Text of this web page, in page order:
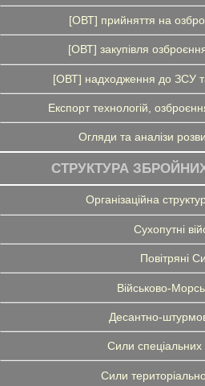
[ОВТ] прийняття на
[ОВТ] закупівля
[ОВТ] надходження до ЗСУ
Експорт технологій,
Огляди та аналізи
СТРУКТУРА
Організаційна
Сухопутні
Повітряні
Військово-
Десантно-
Сили спеціальних
Сили